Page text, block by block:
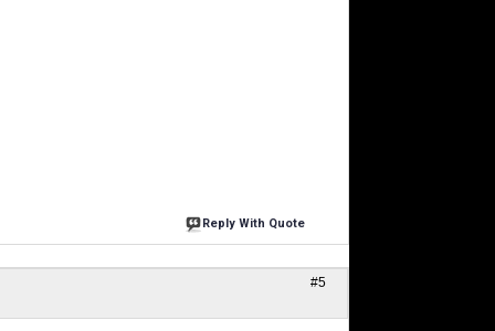
Reply With Quote
#5